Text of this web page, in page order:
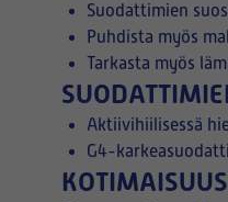
Suodattimien
Puhdista myös
Tarkasta myös
Aktiivihiilisessä
G4-
KOTIMAISUUS